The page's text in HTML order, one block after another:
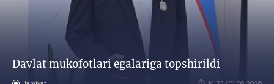
Davlat mukofotlari egalariga topshirildi